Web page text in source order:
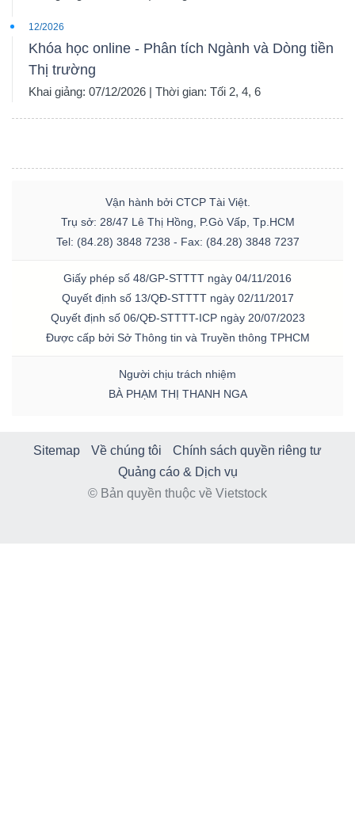
12/2026
Khóa học online - Phân tích Ngành và Dòng tiền
Thị trường
Khai giảng: 07/12/2026 | Thời gian: Tối 2, 4, 6
Vận hành bởi CTCP Tài Việt.
Trụ sở: 28/47 Lê Thị Hồng, P.Gò Vấp, Tp.HCM
Tel: (84.28) 3848 7238 - Fax: (84.28) 3848 7237
Giấy phép số 48/GP-STTTT ngày 04/11/2016
Quyết định số 13/QĐ-STTTT ngày 02/11/2017
Quyết định số 06/QĐ-STTTT-ICP ngày 20/07/2023
Được cấp bởi Sở Thông tin và Truyền thông TPHCM
Người chịu trách nhiệm
BÀ PHẠM THỊ THANH NGA
Sitemap Về chúng tôi
Chính sách quyền riêng tư
Quảng cáo & Dịch vụ
© Bản quyền thuộc về Vietstock
liệu
tài